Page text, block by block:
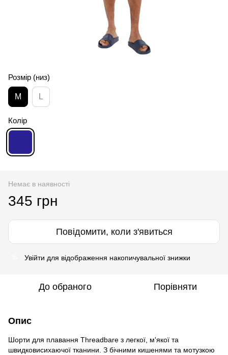
Розмір (низ)
M L
Колір
Немає в наявності
345 грн
Повідомити, коли з'явиться
Увійти для відображення накопичувальної знижки
До обраного Порівняти
Опис
Шорти для плавання Threadbare з легкої, м'якої та
швидковисихаючої тканини. З бічними кишенями та мотузкою